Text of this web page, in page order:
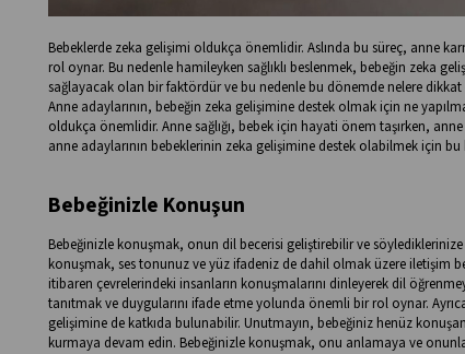
Bebeklerde zeka gelişimi oldukça önemlidir. Aslında bu süreç, anne
rol oynar. Bu nedenle hamileyken sağlıklı beslenmek, bebeğin zeka
sağlayacak olan bir faktördür ve bu nedenle bu dönemde nelere
Anne adaylarının, bebeğin zeka gelişimine destek olmak için ne
oldukça önemlidir. Anne sağlığı, bebek için hayati önem taşırken,
anne adaylarının bebeklerinin zeka gelişimine destek olabilmek için
Bebeğinizle Konuşun
Bebeğinizle konuşmak, onun dil becerisi geliştirebilir ve söylediklerinize
konuşmak, ses tonunuz ve yüz ifadeniz de dahil olmak üzere iletişim
itibaren çevrelerindeki insanların konuşmalarını dinleyerek dil
tanıtmak ve duygularını ifade etme yolunda önemli bir rol oynar.
gelişimine de katkıda bulunabilir. Unutmayın, bebeğiniz henüz
kurmaya devam edin. Bebeğinizle konuşmak, onu anlamaya ve